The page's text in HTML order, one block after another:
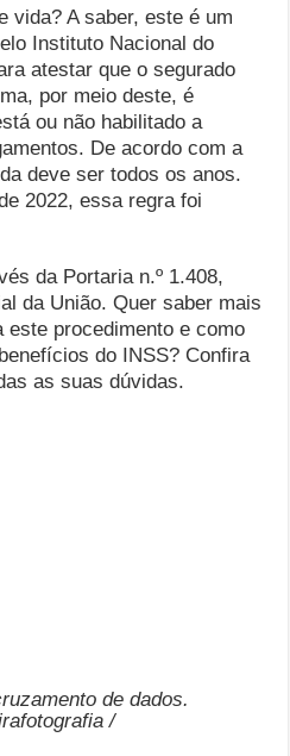
vida? A saber, este é um
Instituto Nacional do
atestar que o segurado
por meio deste, é
ou não habilitado a
De acordo com a
deve ser todos os anos.
2022, essa regra foi
da Portaria n.º 1.408,
da União. Quer saber mais
este procedimento e como
do INSS? Confira
as suas dúvidas.
de dados.
/